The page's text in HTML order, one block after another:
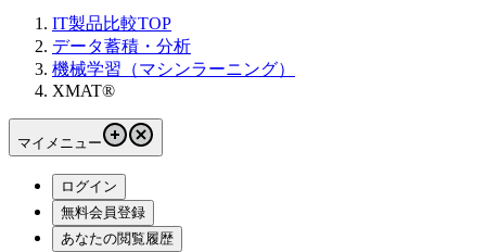
IT製品比較TOP
データ蓄積・分析
機械学習（マシンラーニング）
XMAT®
マイメニュー
ログイン
無料会員登録
あなたの閲覧履歴